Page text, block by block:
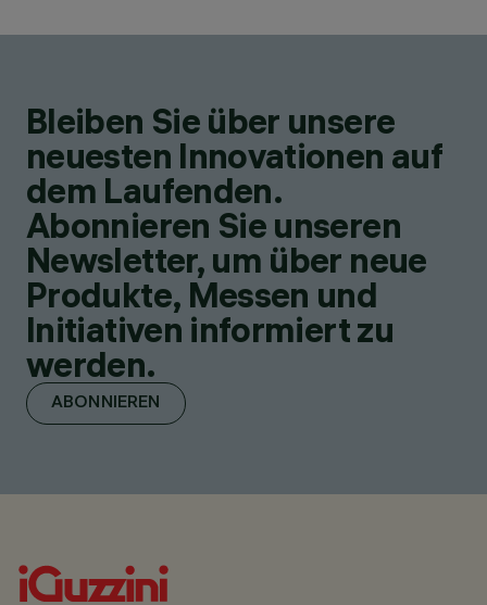
Bleiben Sie über unsere
neuesten Innovationen auf
dem Laufenden.
Abonnieren Sie unseren
Newsletter, um über neue
Produkte, Messen und
Initiativen informiert zu
werden.
ABONNIEREN